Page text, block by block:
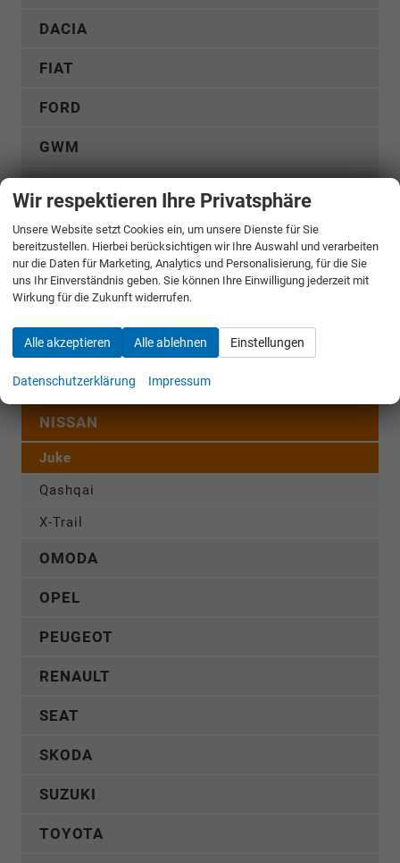
DACIA
FIAT
FORD
GWM
KGM
KIA
MERCEDES-BENZ
MG
MITSUBISHI
NISSAN
Juke
Qashqai
X-Trail
OMODA
OPEL
PEUGEOT
RENAULT
SEAT
SKODA
SUZUKI
TOYOTA
Wir respektieren Ihre Privatsphäre
Unsere Website setzt Cookies ein, um unsere Dienste für Sie
bereitzustellen. Hierbei berücksichtigen wir Ihre Auswahl und verarbeiten
nur die Daten für Marketing, Analytics und Personalisierung, für die Sie
uns Ihr Einverständnis geben. Sie können Ihre Einwilligung jederzeit mit
Wirkung für die Zukunft widerrufen.
Alle akzeptieren Alle ablehnen Einstellungen
Datenschutzerklärung Impressum